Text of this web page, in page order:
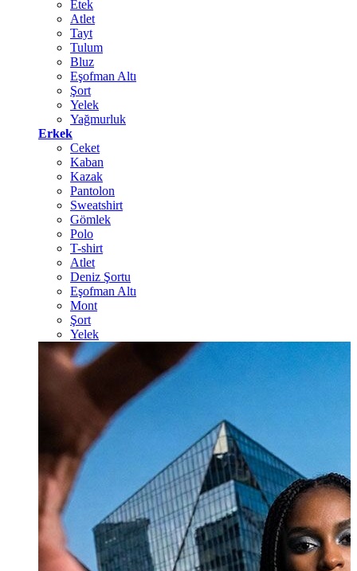
Etek
Atlet
Tayt
Tulum
Bluz
Eşofman Altı
Şort
Yelek
Yağmurluk
Erkek
Ceket
Kaban
Kazak
Pantolon
Sweatshirt
Gömlek
Polo
T-shirt
Atlet
Deniz Şortu
Eşofman Altı
Mont
Şort
Yelek